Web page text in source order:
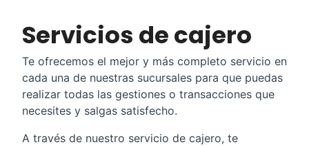
Servicios de cajero
Te ofrecemos el mejor y más completo servicio en
cada una de nuestras sucursales para que puedas
realizar todas las gestiones o transacciones que
necesites y salgas satisfecho.
A través de nuestro servicio de cajero, te